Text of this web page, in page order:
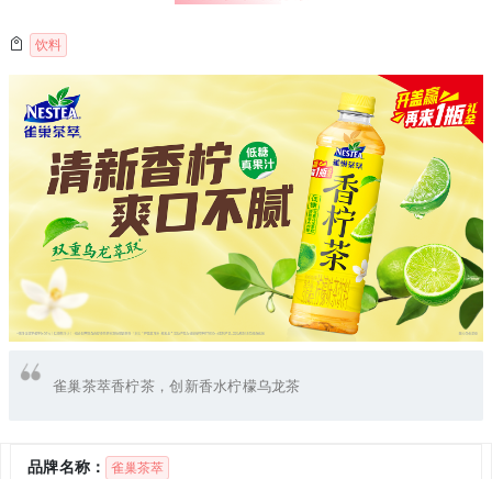
饮料
雀巢茶萃香柠茶，创新香水柠檬乌龙茶
品牌名称： 雀巢茶萃